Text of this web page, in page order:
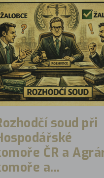
soud při
ČR a
a...